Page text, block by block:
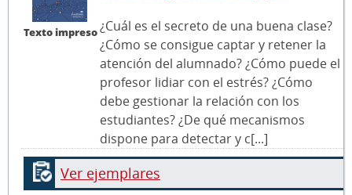
Texto impreso¿Cuál es el secreto de una buena clase?
¿Cómo se consigue captar y retener la
atención del alumnado? ¿Cómo puede el
profesor lidiar con el estrés? ¿Cómo
debe gestionar la relación con los
estudiantes? ¿De qué mecanismos
dispone para detectar y c[...]
Ver ejemplares